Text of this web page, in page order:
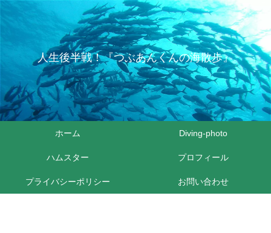
人生後半戦！『つぶあんくんの海散歩』
ホーム Diving-photo
ハムスター プロフィール
プライバシーポリシー お問い合わせ